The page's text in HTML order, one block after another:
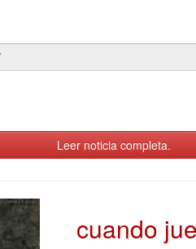
Leer noticia completa.
cuando